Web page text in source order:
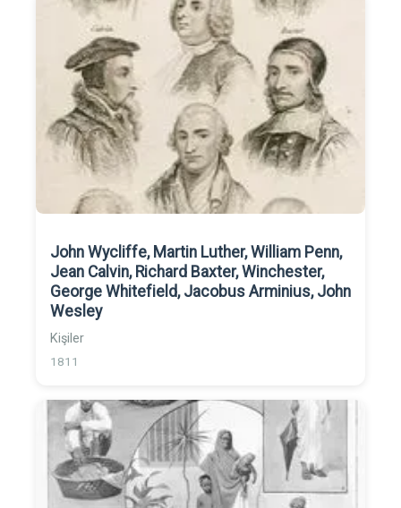
John Wycliffe, Martin Luther, William Penn,
Jean Calvin, Richard Baxter, Winchester,
George Whitefield, Jacobus Arminius, John
Wesley
Kişiler
1811